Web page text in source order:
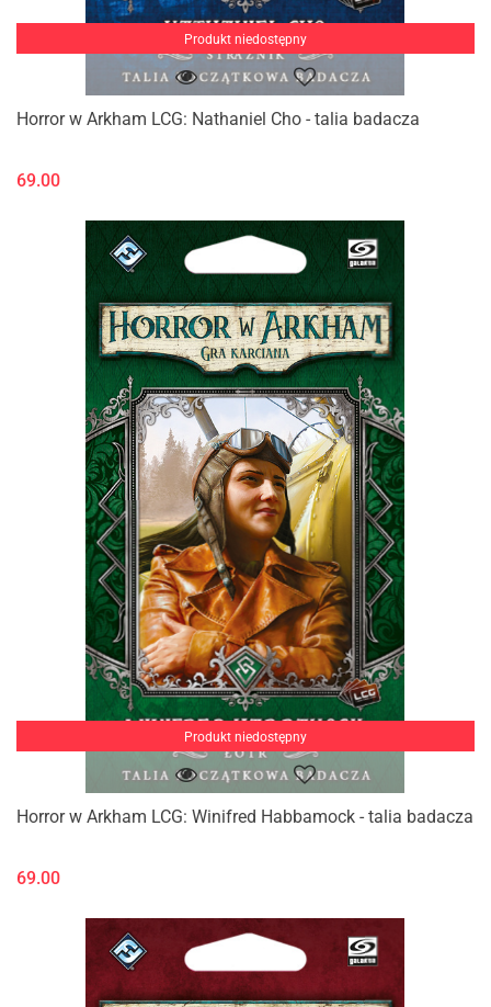
Produkt niedostępny
Horror w Arkham LCG: Nathaniel Cho - talia badacza
69.00
Produkt niedostępny
Horror w Arkham LCG: Winifred Habbamock - talia badacza
69.00